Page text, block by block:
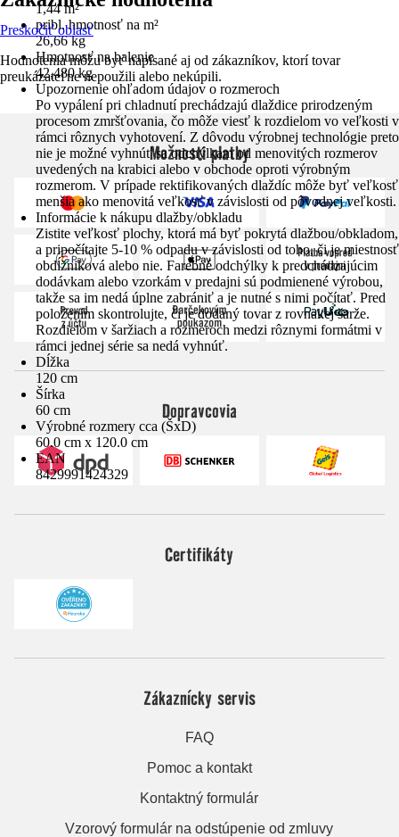
1,44 m²
pribl. hmotnosť na m²
26,66 kg
Hmotnosť na balenie
42,480 kg
Upozornenie ohľadom údajov o rozmeroch
Po vypálení pri chladnutí prechádzajú dlaždice prirodzeným
procesom zmršťovania, čo môže viesť k rozdielom vo veľkosti v
rámci rôznych vyhotovení. Z dôvodu výrobnej technológie preto
nie je možné vyhnúť sa odchýlkam od menovitých rozmerov
uvedených na krabici alebo v obchode oproti výrobným
rozmerom. V prípade rektifikovaných dlaždíc môže byť veľkosť
menšia ako menovitá veľkosť v závislosti od pôvodnej veľkosti.
Informácie k nákupu dlažby/obkladu
Zistite veľkosť plochy, ktorá má byť pokrytá dlažbou/obkladom,
a pripočítajte 5-10 % odpadu v závislosti od toho, či je miestnosť
obdĺžniková alebo nie. Farebné odchýlky k predchádzajúcim
dodávkam alebo vzorkám v predajni sú podmienené výrobou,
takže sa im nedá úplne zabrániť a je nutné s nimi počítať. Pred
položením skontrolujte, či je dodaný tovar z rovnakej šarže.
Rozdielom v šaržiach a rozmeroch medzi rôznymi formátmi v
rámci jednej série sa nedá vyhnúť.
Dĺžka
120 cm
Šírka
60 cm
Výrobné rozmery cca (ŠxD)
60.0 cm x 120.0 cm
EAN
8429991424329
Preskočiť oblasť
Hodnotenia môžu byť napísané aj od zákazníkov, ktorí tovar
preukázateľne nepoužili alebo nekúpili.
Možnosti platby
Dopravcovia
Certifikáty
Zákaznícky servis
FAQ
Pomoc a kontakt
Kontaktný formulár
Vzorový formulár na odstúpenie od zmluvy